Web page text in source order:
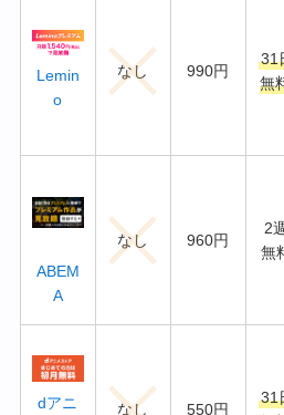
Lemin
o
なし 990円
31
無
ABEM
A
なし 960円
2
無
dアニ なし 550円
31